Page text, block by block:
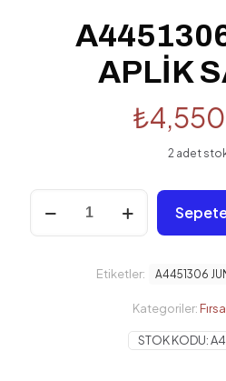
APLİK
₺
2 adet
A4451306
JUNO
APLİK
STOK KODU:
Kategoriler:
Etiketler: A4451306